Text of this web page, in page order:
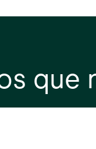
que